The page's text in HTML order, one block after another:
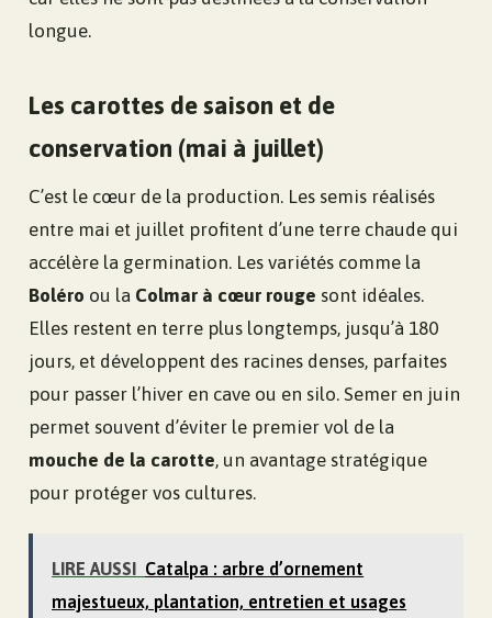
longue.
Les carottes de saison et de
conservation (mai à juillet)
C’est le cœur de la production. Les semis réalisés
entre mai et juillet profitent d’une terre chaude qui
accélère la germination. Les variétés comme la
Boléro ou la Colmar à cœur rouge sont idéales.
Elles restent en terre plus longtemps, jusqu’à 180
jours, et développent des racines denses, parfaites
pour passer l’hiver en cave ou en silo. Semer en juin
permet souvent d’éviter le premier vol de la
mouche de la carotte, un avantage stratégique
pour protéger vos cultures.
LIRE AUSSI Catalpa : arbre d’ornement
majestueux, plantation, entretien et usages